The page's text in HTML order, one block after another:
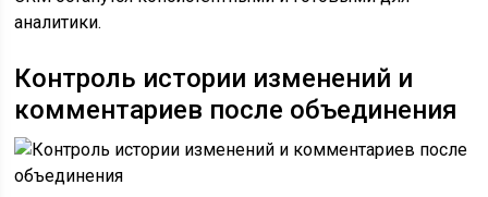
аналитики.
Контроль истории изменений и
комментариев после объединения